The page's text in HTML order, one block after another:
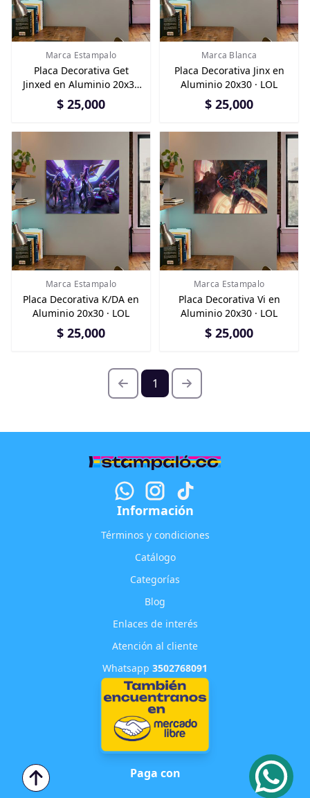
Marca Estampalo
Placa Decorativa Get
Jinxed en Aluminio 20x30
· LOL
$ 25,000
Marca Blanca
Placa Decorativa Jinx en
Aluminio 20x30 · LOL
$ 25,000
Marca Estampalo
Placa Decorativa K/DA en
Aluminio 20x30 · LOL
$ 25,000
Marca Estampalo
Placa Decorativa Vi en
Aluminio 20x30 · LOL
$ 25,000
1
Paga con
Información
Términos y condiciones
Catálogo
Categorías
Blog
Enlaces de interés
Atención al cliente
Whatsapp 3502768091